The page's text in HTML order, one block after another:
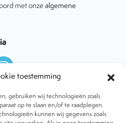
toestemming
gebruiken wij technologieën zoals
op te slaan en/of te raadplegen.
kunnen wij gegevens zoals
met onze algemene